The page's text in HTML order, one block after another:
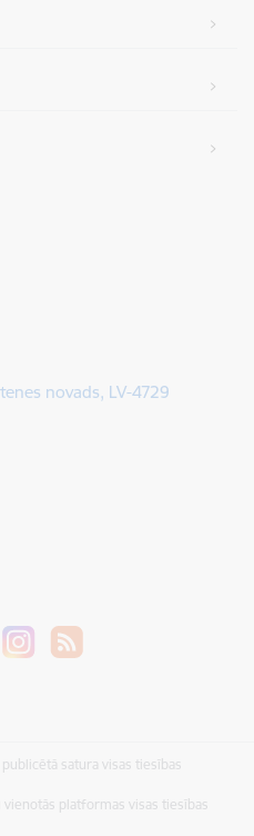
novads, LV-4729
satura visas tiesības
vienotās platformas visas tiesības